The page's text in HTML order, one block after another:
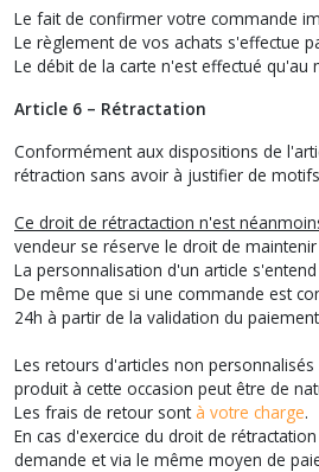
Le fait de confirmer votre commande
Le règlement de vos achats s'effectue
Le débit de la carte n'est effectué
Article 6 – Rétractation
Conformément aux dispositions de
rétraction sans avoir à justifier de
Ce droit de rétractaction n'est
vendeur se réserve le droit de
La personnalisation d'un article
De même que si une commande est
24h à partir de la validation du
Les retours d'articles non
produit à cette occasion peut être de
Les frais de retour sontà votre charge.
En cas d'exercice du droit de
demande et via le même moyen de